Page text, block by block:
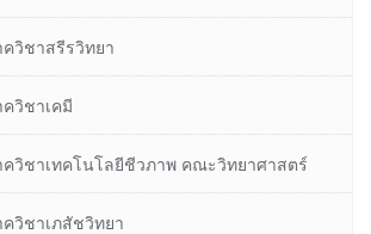
ควิชาสรีรวิทยา
ควิชาเคมี
ควิชาเทคโนโลยีชีวภาพ คณะวิทยาศาสตร์
ควิชาเภสัชวิทยา